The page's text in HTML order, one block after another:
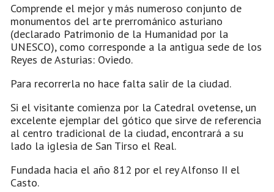
Comprende el mejor y más numeroso conjunto de
monumentos del arte prerrománico asturiano
(declarado Patrimonio de la Humanidad por la
UNESCO), como corresponde a la antigua sede de los
Reyes de Asturias: Oviedo.
Para recorrerla no hace falta salir de la ciudad.
Si el visitante comienza por la Catedral ovetense, un
excelente ejemplar del gótico que sirve de referencia
al centro tradicional de la ciudad, encontrará a su
lado la iglesia de San Tirso el Real.
Fundada hacia el año 812 por el rey Alfonso II el
Casto.